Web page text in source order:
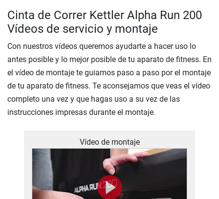
Cinta de Correr Kettler Alpha Run 200
Vídeos de servicio y montaje
Con nuestros vídeos queremos ayudarte a hacer uso lo
antes posible y lo mejor posible de tu aparato de fitness. En
el vídeo de montaje te guiamos paso a paso por el montaje
de tu aparato de fitness. Te aconsejamos que veas el vídeo
completo una vez y que hagas uso a su vez de las
instrucciones impresas durante el montaje.
Vídeo de montaje